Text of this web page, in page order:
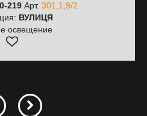
219Арт. 301,1,9/2
ВУЛИЦЯ
освещение